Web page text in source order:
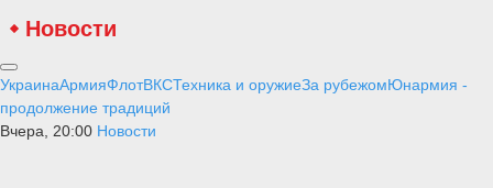
Новости
УкраинаАрмияФлотВКСТехника и оружиеЗа рубежомЮнармия -
продолжение традиций
Вчера, 20:00 Новости